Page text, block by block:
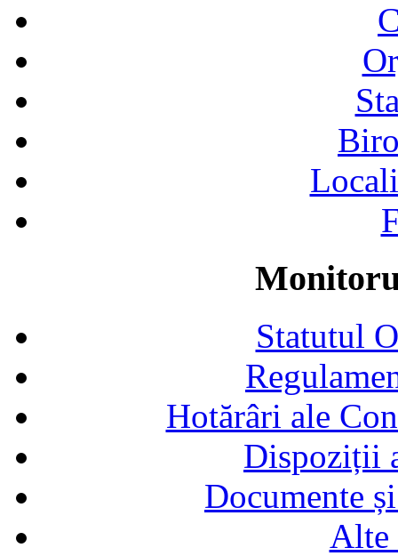
Statutul
Hotărâri ale
Dispoziții
Documente
Alte